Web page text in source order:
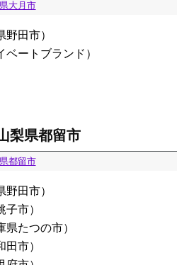
大月市
田市）
ベートブランド）
梨県都留市
都留市
田市）
市）
県たつの市）
市）